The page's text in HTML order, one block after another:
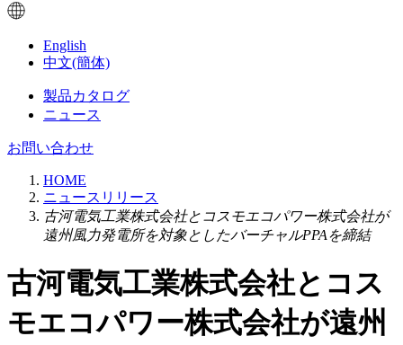
English
中文(簡体)
製品カタログ
ニュース
お問い合わせ
HOME
ニュースリリース
古河電気工業株式会社とコスモエコパワー株式会社が
遠州風力発電所を対象としたバーチャルPPAを締結
古河電気工業株式会社とコス
モエコパワー株式会社が遠州